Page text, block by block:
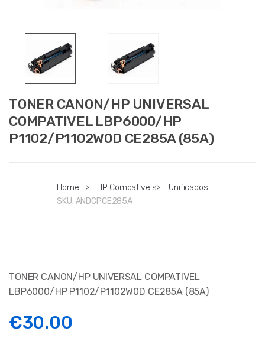
TONER CANON/HP UNIVERSAL
COMPATIVEL LBP6000/HP
P1102/P1102W0D CE285A (85A)
Home > HP Compativeis>
Unificados
SKU: ANDCPCE285A
TONER CANON/HP UNIVERSAL COMPATIVEL
LBP6000/HP P1102/P1102W0D CE285A (85A)
€30.00